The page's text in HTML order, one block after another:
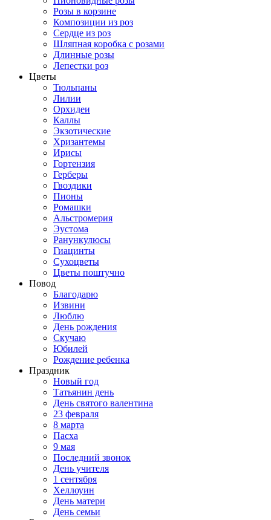
Розы в корзине
Композиции из роз
Сердце из роз
Шляпная коробка с розами
Длинные розы
Лепестки роз
Цветы
Тюльпаны
Лилии
Орхидеи
Каллы
Экзотические
Хризантемы
Ирисы
Гортензия
Герберы
Гвоздики
Пионы
Ромашки
Альстромерия
Эустома
Ранункулюсы
Гиацинты
Сухоцветы
Цветы поштучно
Повод
Благодарю
Извини
Люблю
День рождения
Скучаю
Юбилей
Рождение ребенка
Праздник
Новый год
Татьянин день
День святого валентина
23 февраля
8 марта
Пасха
9 мая
Последний звонок
День учителя
1 сентября
Хеллоуин
День матери
День семьи